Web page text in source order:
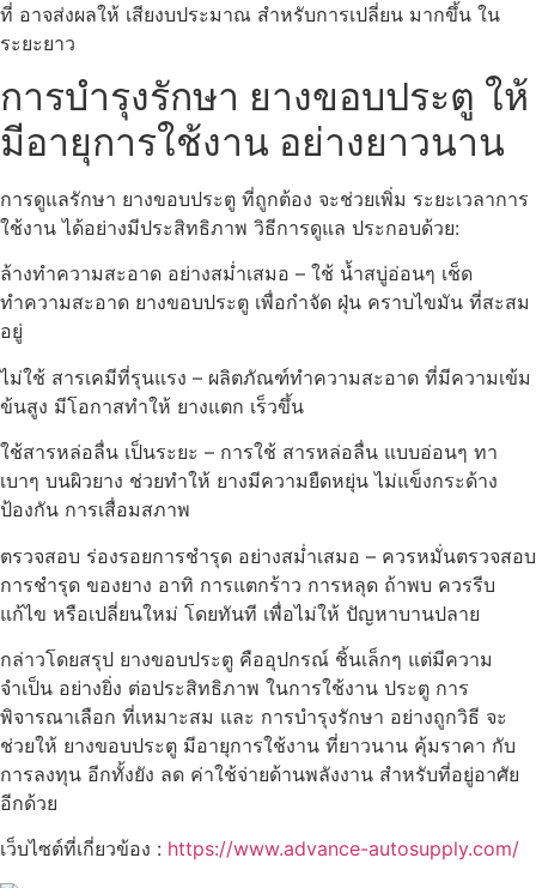
ที่ อาจส่งผลให้ เสียงบประมาณ สำหรับการเปลี่ยน มากขึ้น ใน
ระยะยาว
การบำรุงรักษา ยางขอบประตู ให้
มีอายุการใช้งาน อย่างยาวนาน
การดูแลรักษา ยางขอบประตู ที่ถูกต้อง จะช่วยเพิ่ม ระยะเวลาการ
ใช้งาน ได้อย่างมีประสิทธิภาพ วิธีการดูแล ประกอบด้วย:
ล้างทำความสะอาด อย่างสม่ำเสมอ – ใช้ น้ำสบู่อ่อนๆ เช็ด
ทำความสะอาด ยางขอบประตู เพื่อกำจัด ฝุ่น คราบไขมัน ที่สะสม
อยู่
ไม่ใช้ สารเคมีที่รุนแรง – ผลิตภัณฑ์ทำความสะอาด ที่มีความเข้ม
ข้นสูง มีโอกาสทำให้ ยางแตก เร็วขึ้น
ใช้สารหล่อลื่น เป็นระยะ – การใช้ สารหล่อลื่น แบบอ่อนๆ ทา
เบาๆ บนผิวยาง ช่วยทำให้ ยางมีความยืดหยุ่น ไม่แข็งกระด้าง
ป้องกัน การเสื่อมสภาพ
ตรวจสอบ ร่องรอยการชำรุด อย่างสม่ำเสมอ – ควรหมั่นตรวจสอบ
การชำรุด ของยาง อาทิ การแตกร้าว การหลุด ถ้าพบ ควรรีบ
แก้ไข หรือเปลี่ยนใหม่ โดยทันที เพื่อไม่ให้ ปัญหาบานปลาย
กล่าวโดยสรุป ยางขอบประตู คืออุปกรณ์ ชิ้นเล็กๆ แต่มีความ
จำเป็น อย่างยิ่ง ต่อประสิทธิภาพ ในการใช้งาน ประตู การ
พิจารณาเลือก ที่เหมาะสม และ การบำรุงรักษา อย่างถูกวิธี จะ
ช่วยให้ ยางขอบประตู มีอายุการใช้งาน ที่ยาวนาน คุ้มราคา กับ
การลงทุน อีกทั้งยัง ลด ค่าใช้จ่ายด้านพลังงาน สำหรับที่อยู่อาศัย
อีกด้วย
เว็บไซต์ที่เกี่ยวข้อง : https://www.advance-autosupply.com/